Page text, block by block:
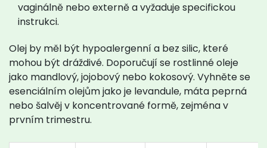
vaginálně nebo externě a vyžaduje specifickou
instrukci.
Olej by měl být hypoalergenní a bez silic, které
mohou být dráždivé. Doporučují se rostlinné oleje
jako mandlový, jojobový nebo kokosový. Vyhněte se
esenciálním olejům jako je levandule, máta peprná
nebo šalvěj v koncentrované formě, zejména v
prvním trimestru.